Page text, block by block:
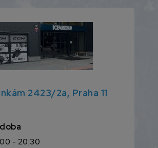
2423/2a, Praha 11
- 20:30